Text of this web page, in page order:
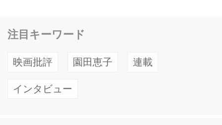
た。彼らと向き合い、正面からぶつか
お）の生き方を描いた感動の物語。 プ
めるのはロックバンド・騒音寺のPVを
注目キーワード
映画批評 園田恵子 連載
インタビュー